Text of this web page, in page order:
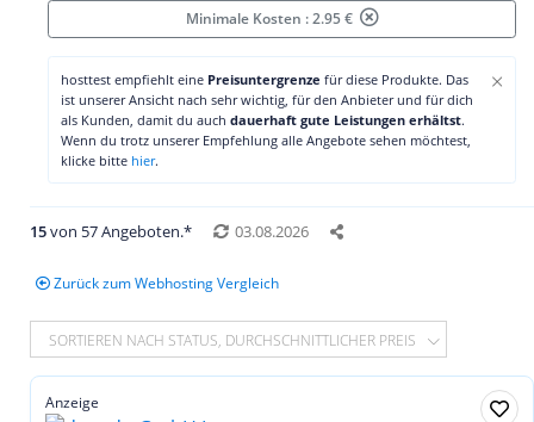
Minimale Kosten : 2.95 €
×
hosttest empfiehlt eine Preisuntergrenze für diese Produkte. Das
ist unserer Ansicht nach sehr wichtig, für den Anbieter und für dich
als Kunden, damit du auch dauerhaft gute Leistungen erhältst.
Wenn du trotz unserer Empfehlung alle Angebote sehen möchtest,
klicke bitte hier.
15von 57 Angeboten.* 03.08.2026
Zurück zum Webhosting Vergleich
SORTIEREN NACH STATUS, DURCHSCHNITTLICHER PREIS
Anzeige